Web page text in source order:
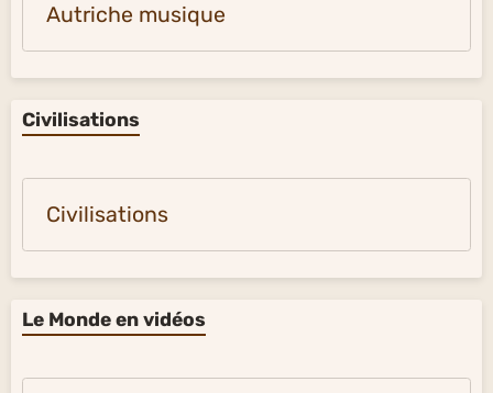
Autriche musique
Civilisations
Civilisations
Le Monde en vidéos